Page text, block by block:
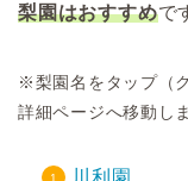
梨園はおすすめで
※梨園名をタップ（
詳細ページへ移動し
川利園